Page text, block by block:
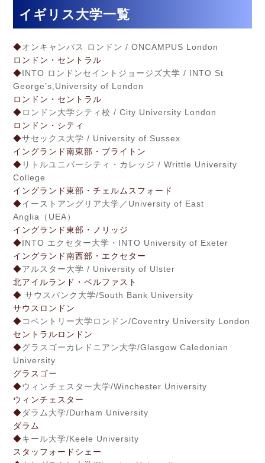
イギリス大学一覧
◆オンキャンパス ロンドン / ONCAMPUS London
ロンドン・セントラル
◆INTO ロンドンセイントジョージズ大学 / INTO St
George’s,University of London
ロンドン・セントラル
◆ロンドン大学シティ校 / City University London
ロンドン・シティ
◆サセックス大学 / University of Sussex
イングランド南東部・ブライトン
◆ リトルユニバーシティ・カレッジ / Writtle University
College
イングランド東部・チェルムスフォード
◆イーストアングリア大学／University of East
Anglia（UEA）
イングランド東部・ノリッジ
◆INTO エクセター大学・INTO University of Exeter
イングランド南西部・エクセター
◆アルスター大学 / University of Ulster
北アイルランド・ベルファスト
◆サウスバンク大学/South Bank University
サウスロンドン
◆コベントリー大学ロンドン/Coventry University London
セントラルロンドン
◆グラスゴーカレドニアン大学/Glasgow Caledonian
University
グラスゴー
◆ウィンチェスター大学/Winchester University
ウィンチェスター
◆ダラム大学/Durham University
ダラム
◆キール大学/Keele University
スタッフォードシェー